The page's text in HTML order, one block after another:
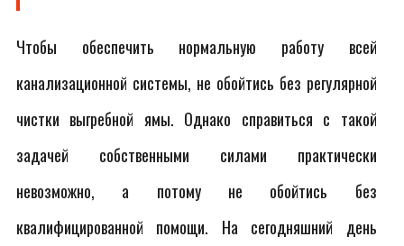
Чтобы обеспечить нормальную работу всей
канализационной системы, не обойтись без регулярной
чистки выгребной ямы. Однако справиться с такой
задачей собственными силами практически
невозможно, а потому не обойтись без
квалифицированной помощи. На сегодняшний день